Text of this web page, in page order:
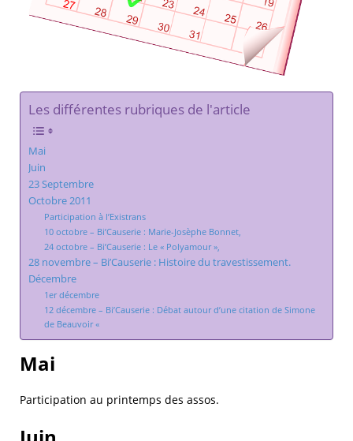
Les différentes rubriques de l'article
Mai
Juin
23 Septembre
Octobre 2011
Participation à l’Existrans
10 octobre – Bi’Causerie : Marie-Josèphe Bonnet,
24 octobre – Bi’Causerie : Le « Polyamour »,
28 novembre – Bi’Causerie : Histoire du travestissement.
Décembre
1er décembre
12 décembre – Bi’Causerie : Débat autour d’une citation de Simone
de Beauvoir «
Mai
Participation au printemps des assos.